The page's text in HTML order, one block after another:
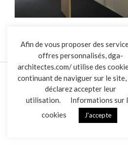
L’AGENCE
RÉALISATIONS
ACTUALITÉS
CONTACT
Afin de vous proposer des
offres personnalisés, dga-
architectes.com/ utilise des
continuant de naviguer sur le site,
déclarez accepter leur
utilisation.
Informations sur
cookies
J'accepte